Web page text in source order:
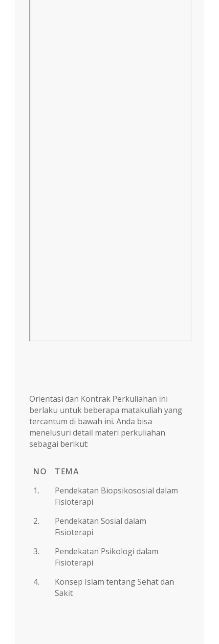
Orientasi dan Kontrak Perkuliahan ini
berlaku untuk beberapa matakuliah yang
tercantum di bawah ini. Anda bisa
menelusuri detail materi perkuliahan
sebagai berikut:
NO
TEMA
1.
Pendekatan Biopsikososial dalam
Fisioterapi
2.
Pendekatan Sosial dalam
Fisioterapi
3.
Pendekatan Psikologi dalam
Fisioterapi
4.
Konsep Islam tentang Sehat dan
Sakit